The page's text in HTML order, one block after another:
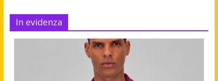
In evidenza